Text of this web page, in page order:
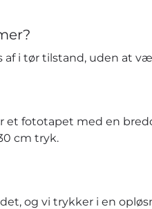
i tør tilstand, uden at
et fototapet med en
cm tryk.
og vi trykker i en